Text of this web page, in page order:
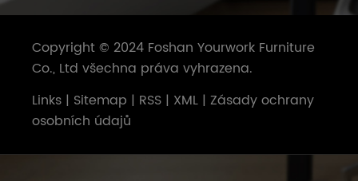
Copyright © 2024 Foshan Yourwork Furniture
Co., Ltd všechna práva vyhrazena.
Links | Sitemap | RSS | XML | Zásady ochrany
osobních údajů